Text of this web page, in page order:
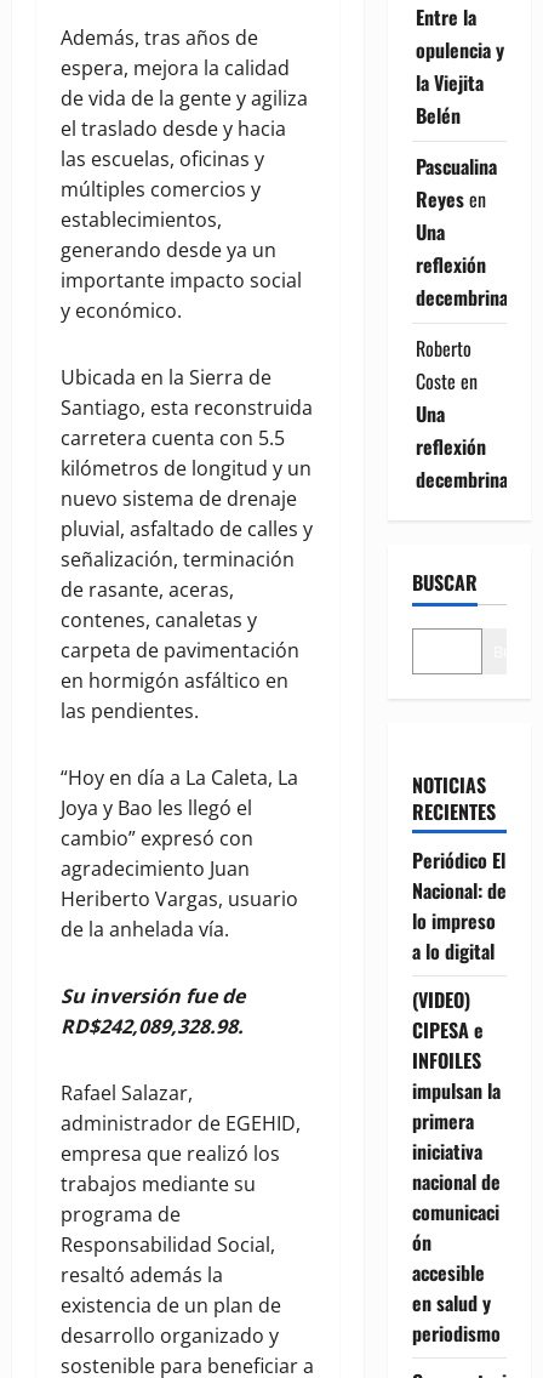
Además, tras años de
espera, mejora la calidad
de vida de la gente y agiliza
el traslado desde y hacia
las escuelas, oficinas y
múltiples comercios y
establecimientos,
generando desde ya un
importante impacto social
y económico.
Ubicada en la Sierra de
Santiago, esta reconstruida
carretera cuenta con 5.5
kilómetros de longitud y un
nuevo sistema de drenaje
pluvial, asfaltado de calles y
señalización, terminación
de rasante, aceras,
contenes, canaletas y
carpeta de pavimentación
en hormigón asfáltico en
las pendientes.
“Hoy en día a La Caleta, La
Joya y Bao les llegó el
cambio” expresó con
agradecimiento Juan
Heriberto Vargas, usuario
de la anhelada vía.
Su inversión fue de
RD$242,089,328.98.
Rafael Salazar,
administrador de EGEHID,
empresa que realizó los
trabajos mediante su
programa de
Responsabilidad Social,
resaltó además la
existencia de un plan de
desarrollo organizado y
sostenible para beneficiar a
Entre la
opulencia y
la Viejita
Belén
Pascualina
Reyesen
Una
reflexión
decembrina
Roberto
Coste en
Una
reflexión
decembrina
BUSCAR
NOTICIAS
RECIENTES
Periódico El
Nacional: de
lo impreso
a lo digital
(VIDEO)
CIPESA e
INFOILES
impulsan la
primera
iniciativa
nacional de
comunicaci
ón
accesible
en salud y
periodismo